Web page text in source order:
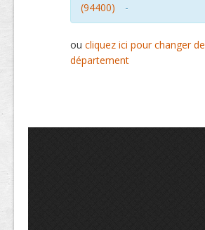
(94400)
-
ou cliquez ici pour changer de
département